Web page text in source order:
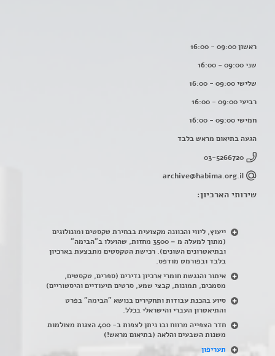
ראשון 09:00 - 16:00
שני 09:00 - 16:00
שלישי 09:00 - 16:00
רביעי 09:00 - 16:00
חמישי 09:00 - 16:00
הגעה בתיאום מראש בלבד
03-5266720
archive@habima.org.il
שירותי הארכיון:
ייעוץ, ליווי והכוונה מקצועית בבחירת טקסטים ומונולוגים
(מתוך למעלה מ – 3500 מחזות, שהועלו ב"הבימה"
ובתיאטרונים השונים). רכישת הטקסטים מתבצעת בארכיון
בלבד ובפורמט מודפס.
איתור והנגשת חומרי ארכיון נדירים (ספרים, טקסטים,
מסמכים, תמונות, קבצי שמע, סרטים תיעודיים והיסטוריים)
סיוע בהכנת עבודות ותחקירים בנושא "הבימה" בפרט
והתיאטרון העברי והישראלי בכלל.
חדר הצפייה מרווח ובו ניתן לצפות ב- 400 הצגות מצולמות
משנות השבעים והלאה (בתיאום מראש!)
תעריפון